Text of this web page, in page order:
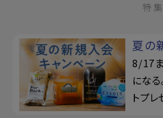
特集
夏の
8/17ま
にな
トプレ